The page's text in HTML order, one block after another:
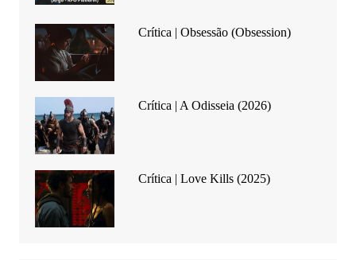
Crítica | Obsessão (Obsession)
Crítica | A Odisseia (2026)
Crítica | Love Kills (2025)